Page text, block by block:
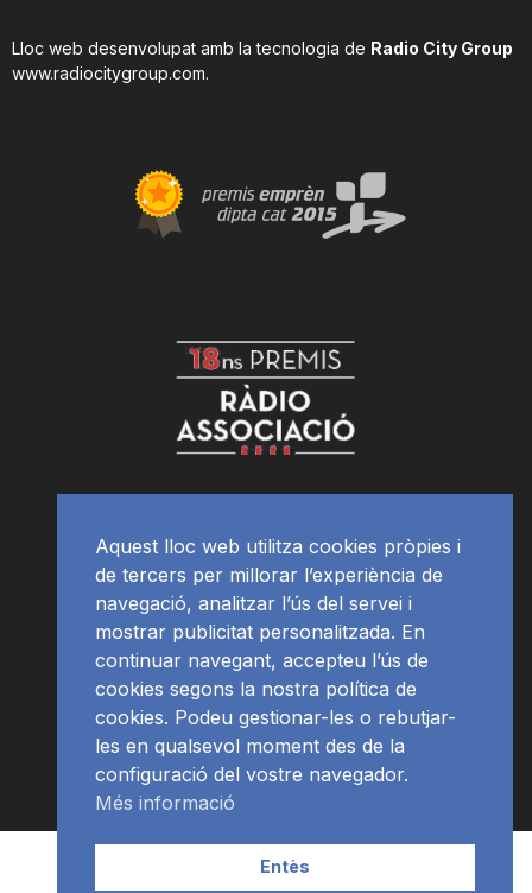
Lloc web desenvolupat amb la tecnologia de Radio City Group
www.radiocitygroup.com.
APP Programació
Aquest lloc web utilitza cookies pròpies i
de tercers per millorar l’experiència de
navegació, analitzar l’ús del servei i
mostrar publicitat personalitzada. En
continuar navegant, accepteu l’ús de
cookies segons la nostra política de
cookies. Podeu gestionar-les o rebutjar-
les en qualsevol moment des de la
configuració del vostre navegador.
Més informació
Entès